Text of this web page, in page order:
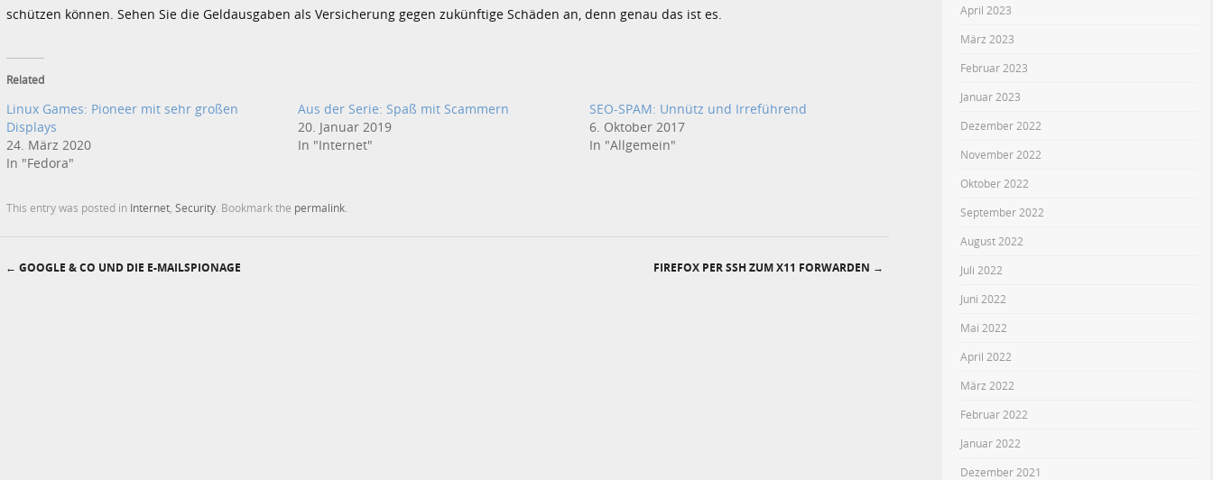
schützen können. Sehen Sie die Geldausgaben als Versicherung gegen zukünftige Schäden an, denn genau das ist es.
Related
Linux Games: Pioneer mit sehr großen
Displays
24. März 2020
In "Fedora"
Aus der Serie: Spaß mit Scammern
20. Januar 2019
In "Internet"
SEO-SPAM: Unnütz und Irreführend
6. Oktober 2017
In "Allgemein"
This entry was posted in Internet Security . Bookmark the permalink
← GOOGLE & CO UND DIE E-MAILSPIONAGE FIREFOX PER SSH ZUM X11 FORWARDEN →
April 2023
März 2023
Februar 2023
Januar 2023
Dezember 2022
November 2022
Oktober 2022
September 2022
August 2022
Juli 2022
Juni 2022
Mai 2022
April 2022
März 2022
Februar 2022
Januar 2022
Dezember 2021